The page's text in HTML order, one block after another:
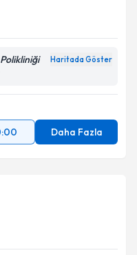
Polikliniği Haritada Göster
Daha Fazla